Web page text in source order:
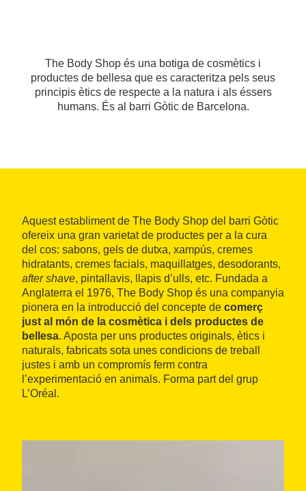
The Body Shop és una botiga de cosmètics i
productes de bellesa que es caracteritza pels seus
principis ètics de respecte a la natura i als éssers
humans. És al barri Gòtic de Barcelona.
Aquest establiment de The Body Shop del barri Gòtic
ofereix una gran varietat de productes per a la cura
del cos: sabons, gels de dutxa, xampús, cremes
hidratants, cremes facials, maquillatges, desodorants,
after shave, pintallavis, llapis d’ulls, etc. Fundada a
Anglaterra el 1976, The Body Shop és una companyia
pionera en la introducció del concepte de comerç
just al món de la cosmètica i dels productes de
bellesa. Aposta per uns productes originals, ètics i
naturals, fabricats sota unes condicions de treball
justes i amb un compromís ferm contra
l’experimentació en animals. Forma part del grup
L’Oréal.